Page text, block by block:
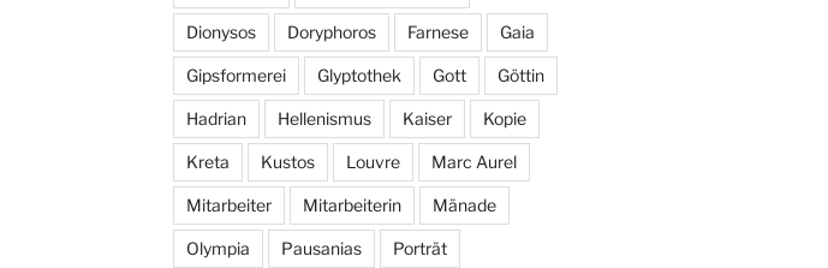
Dionysos Doryphoros Farnese Gaia
Gipsformerei Glyptothek Gott Göttin
Hadrian Hellenismus Kaiser Kopie
Kreta Kustos Louvre Marc Aurel
Mitarbeiter Mitarbeiterin Mänade
Olympia Pausanias Porträt